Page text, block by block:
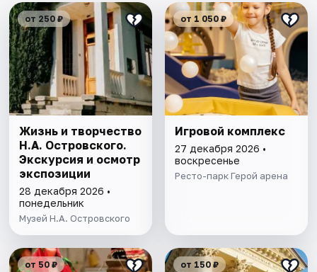
от 250 ₽
Жизнь и творчество
Н.А. Островского.
Экскурсия и осмотр
экспозиции
28 декабря 2026 •
понедельник
Музей Н.А. Островского
от 1 050 ₽
Игровой комплекс
27 декабря 2026 •
воскресенье
Ресто-парк Герой арена
от 50 ₽ от 150 ₽